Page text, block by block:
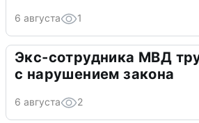
6 августа 1
Экс-сотрудника МВД
с нарушением закона
6 августа 2